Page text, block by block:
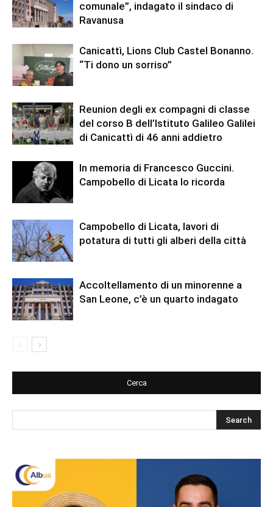
comunale”, indagato il sindaco di
Ravanusa
Canicattì, Lions Club Castel Bonanno.
“Ti dono un sorriso”
Reunion degli ex compagni di classe
del corso B dell’Istituto Galileo Galilei
di Canicattì di 46 anni addietro
In memoria di Francesco Guccini.
Campobello di Licata lo ricorda
Campobello di Licata, lavori di
potatura di tutti gli alberi della città
Accoltellamento di un minorenne a
San Leone, c’è un quarto indagato
Cerca